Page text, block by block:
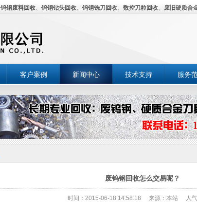
钨钢废料回收、 钨钢钻头回收、 钨钢铣刀回收、 数控刀粒回收、 废旧硬质合
客户案例 新闻中心 技术支持 服务
废钨钢回收怎么交易呢？
时间：2015-06-18 14:58:18 来源：本站 人